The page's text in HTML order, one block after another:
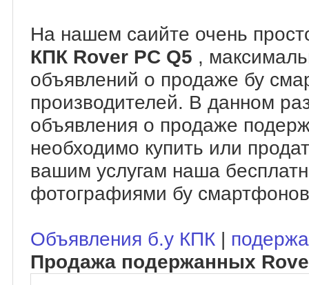
На нашем саийте очень
КПК Rover PC Q5 ,
объявлений о продаже бу
производителей. В данном
объявления о продаже
необходимо купить или
вашим услугам наша
фотографиями бу
Объявления б.у КПК |
Продажа подержанных